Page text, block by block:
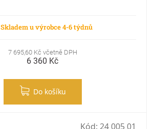
Skladem u výrobce 4-6 týdnů
7 695,60 Kč včetně DPH
6 360 Kč
Do košíku
Kód: 24 005 01